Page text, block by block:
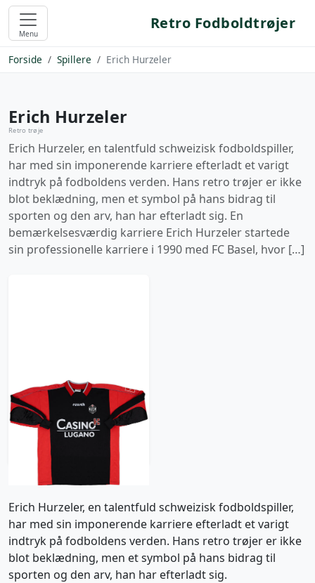
Menu
Retro Fodboldtrøjer
Forside Spillere Erich Hurzeler
Erich Hurzeler
Retro trøje
Erich Hurzeler, en talentfuld schweizisk fodboldspiller,
har med sin imponerende karriere efterladt et varigt
indtryk på fodboldens verden. Hans retro trøjer er ikke
blot beklædning, men et symbol på hans bidrag til
sporten og den arv, han har efterladt sig. En
bemærkelsesværdig karriere Erich Hurzeler startede
sin professionelle karriere i 1990 med FC Basel, hvor […]
2000-01 FC Lugano
Match Issue GK Shirt
Hurzeler #1
1305 kr / £149.99
Erich Hurzeler, en talentfuld schweizisk fodboldspiller,
har med sin imponerende karriere efterladt et varigt
indtryk på fodboldens verden. Hans retro trøjer er ikke
blot beklædning, men et symbol på hans bidrag til
sporten og den arv, han har efterladt sig.